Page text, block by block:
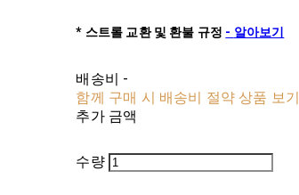
* 스트롤 교환 및 환불 규정 - 알아보기
배송비 -
함께 구매 시 배송비 절약 상품 보기
추가 금액
수량